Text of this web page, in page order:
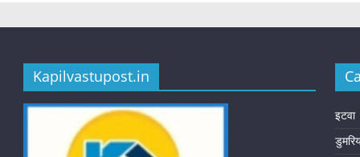
Kapilvastupost.in
इटवा